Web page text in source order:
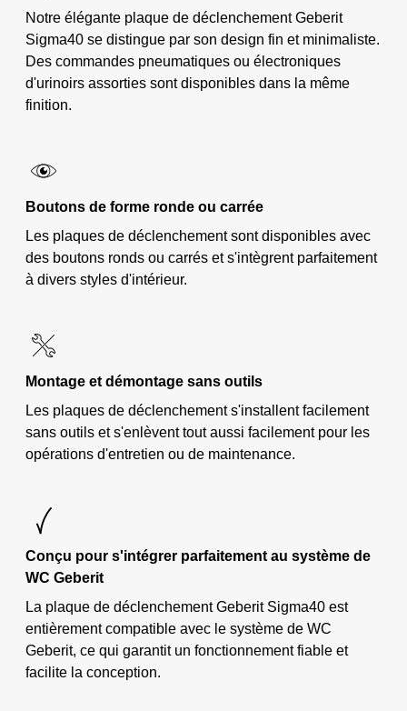
Notre élégante plaque de déclenchement Geberit
Sigma40 se distingue par son design fin et minimaliste.
Des commandes pneumatiques ou électroniques
d'urinoirs assorties sont disponibles dans la même
finition.
Boutons de forme ronde ou carrée
Les plaques de déclenchement sont disponibles avec
des boutons ronds ou carrés et s'intègrent parfaitement
à divers styles d'intérieur.
Montage et démontage sans outils
Les plaques de déclenchement s'installent facilement
sans outils et s'enlèvent tout aussi facilement pour les
opérations d'entretien ou de maintenance.
Conçu pour s'intégrer parfaitement au système de
WC Geberit
La plaque de déclenchement Geberit Sigma40 est
entièrement compatible avec le système de WC
Geberit, ce qui garantit un fonctionnement fiable et
facilite la conception.